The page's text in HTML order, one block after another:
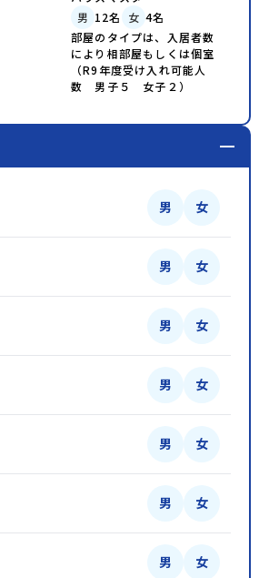
男 12名 女 4名
部屋のタイプは、入居者数
により相部屋もしくは個室
（R9年度受け入れ可能人
数 男子５ 女子２）
男 女
男 女
男 女
男 女
男 女
男 女
男 女